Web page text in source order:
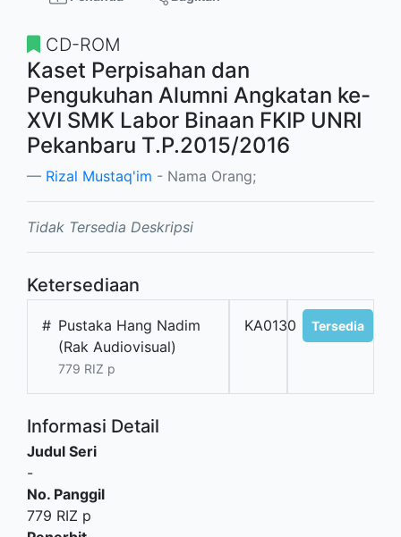
CD-ROM
Kaset Perpisahan dan
Pengukuhan Alumni Angkatan ke-
XVI SMK Labor Binaan FKIP UNRI
Pekanbaru T.P.2015/2016
Rizal Mustaq'im - Nama Orang;
Tidak Tersedia Deskripsi
Ketersediaan
# Pustaka Hang Nadim
(Rak Audiovisual)
779 RIZ p
KA0130 Tersedia
Informasi Detail
Judul Seri
-
No. Panggil
779 RIZ p